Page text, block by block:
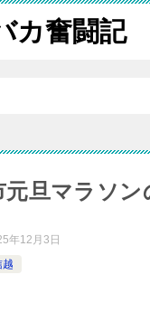
カ奮闘記
元旦マラソ
年12月3日
越